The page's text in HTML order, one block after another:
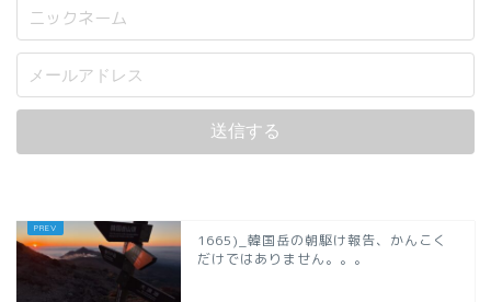
1665)_韓国岳の朝駆け報告、かんこく
だけではありません。。。